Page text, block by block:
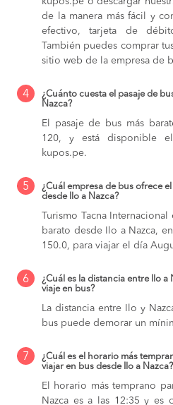
de la manera más fácil y
efectivo, tarjeta de
También puedes comprar
sitio web de la empresa de
4
¿Cuánto cuesta el pasaje de
Nazca?
El pasaje de bus más
120, y está disponible
kupos.pe.
5
¿Cuál empresa de bus ofrece
desde Ilo a Nazca?
Turismo Tacna
barato desde Ilo a Nazca,
150.0, para viajar el día
6
¿Cuál es la distancia entre Ilo
viaje en bus?
La distancia entre Ilo y
bus puede demorar un
7
¿Cuál es el horario más
viajar en bus desde Ilo a Nazca?
El horario más temprano
Nazca es a las 12:35 y es